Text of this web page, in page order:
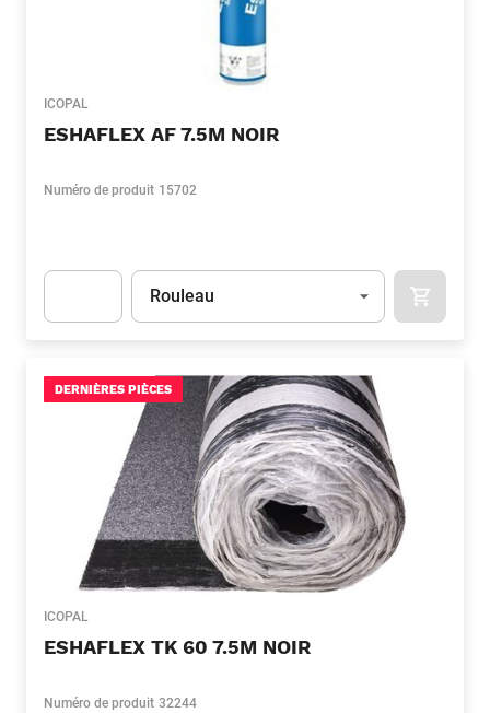
ICOPAL
ESHAFLEX AF 7.5M NOIR
Numéro de produit 15702
Unité
Rouleau
DERNIÈRES PIÈCES
ICOPAL
ESHAFLEX TK 60 7.5M NOIR
Numéro de produit 32244